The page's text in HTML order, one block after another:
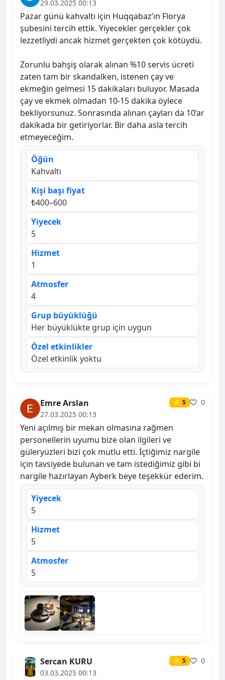
29.03.2025 00:13
Pazar günü kahvaltı için Huqqabaz’ın Florya
şubesini tercih ettik. Yiyecekler gerçekler çok
lezzetliydi ancak hizmet gerçekten çok kötüydü.
Zorunlu bahşiş olarak alınan %10 servis ücreti
zaten tam bir skandalken, istenen çay ve
ekmeğin gelmesi 15 dakikaları buluyor. Masada
çay ve ekmek olmadan 10-15 dakika öylece
bekliyorsunuz. Sonrasında alınan çayları da 10’ar
dakikada bir getiriyorlar. Bir daha asla tercih
etmeyeceğim.
Öğün
Kahvaltı
Kişi başı fiyat
₺400–600
Yiyecek
5
Hizmet
1
Atmosfer
4
Grup büyüklüğü
Her büyüklükte grup için uygun
Özel etkinlikler
Özel etkinlik yoktu
Emre Arslan ⭐ 5
0
27.03.2025 00:13
Yeni açılmış bir mekan olmasına rağmen
personellerin uyumu bize olan ilgileri ve
güleryüzleri bizi çok mutlu etti. İçtiğimiz nargile
için tavsiyede bulunan ve tam istediğimiz gibi bi
nargile hazırlayan Ayberk beye teşekkür ederim.
Yiyecek
5
Hizmet
5
Atmosfer
5
Sercan KURU ⭐ 5
0
03.03.2025 00:13